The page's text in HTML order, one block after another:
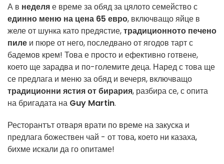
А в неделяе време за обяд за цялото семейство с
единно меню на цена 65 евро, включващо яйце в
желе от шунка като предястие,традиционното печено
пиле и пюре от него, последвано от ягодов тарт с
бадемов крем! Това е просто и ефективно готвене,
което ще зарадва и по-големите деца. Наред с това ще
се предлага и меню за обяд и вечеря, включващо
традиционни ястия от бирария, разбира се, с опита
на бригадата на Guy Martin.
Ресторантът отваря врати по време на закуска и
предлага божествен чай - от това, което ни казаха,
бихме искали да го опитаме!